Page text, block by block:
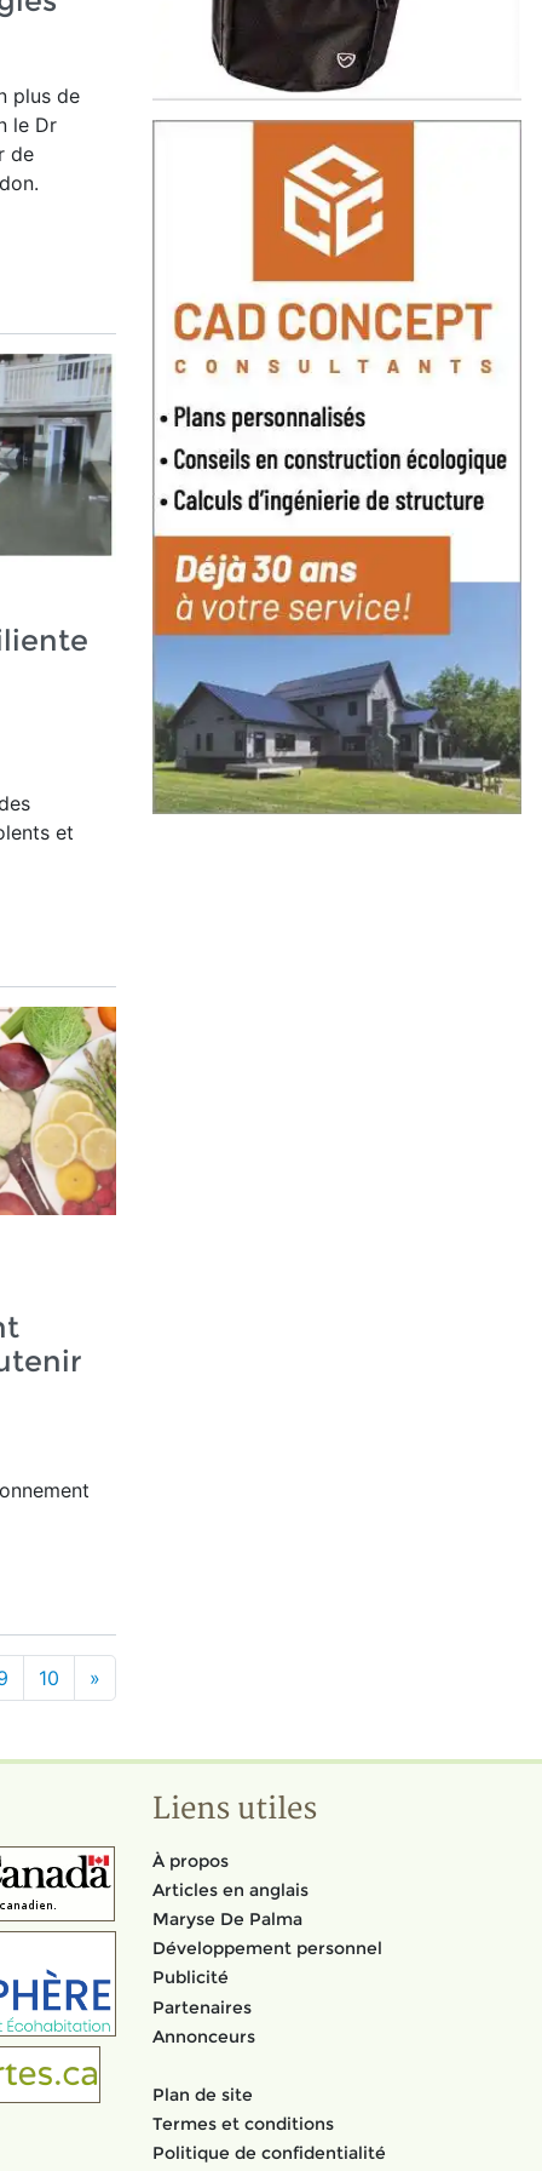
plus de
le Dr
de
et
10 »
Liens utiles
À propos
Articles en anglais
Maryse De Palma
Développement personnel
Publicité
Partenaires
Annonceurs
Plan de site
Termes et conditions
Politique de confidentialité